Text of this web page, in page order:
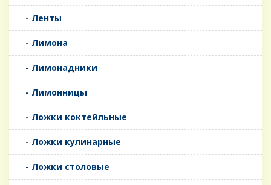
- Ленты
- Лимона
- Лимонадники
- Лимонницы
- Ложки коктейльные
- Ложки кулинарные
- Ложки столовые